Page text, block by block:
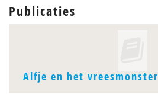
Publicaties
Alfje en het vreesmonster